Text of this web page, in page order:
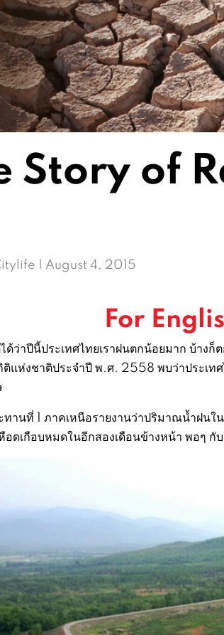
Story of
| August 4, 2015
For
ได้ว่าปีนี้ประเทศไทยเราฝนตกน้อยมาก บ้า
แห่งชาติประจำปี พ.ศ. 2558 พบว่าประเท
ทานที่ 1 ภาคเหนือรายงานว่าปริมาณน้ำฝน
อดเกือบหมดในอีกสองเดือนข้างหน้า พอๆ